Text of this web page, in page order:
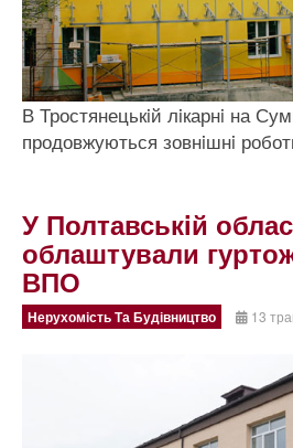
В Тростянецькiй лiкарнi на
продовжуються зовнiшнi
У Полтавськiй
облаштували
ВПО
Нерухомість Та Будівництво 13